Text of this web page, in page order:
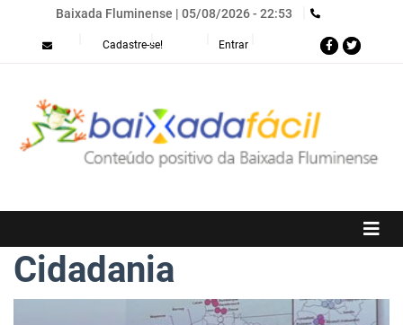
Baixada Fluminense | 05/08/2026 - 22:53
Menu
de
usuário
Cadastre-se! Entrar
Cidadania